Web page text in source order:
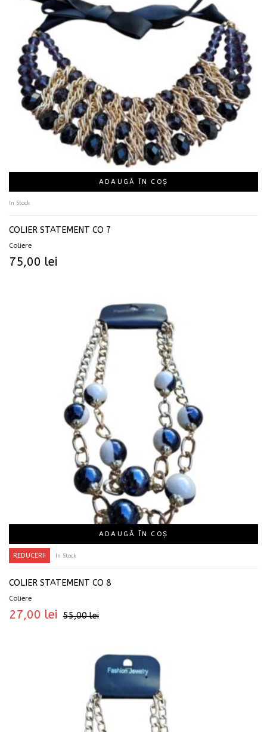
ADAUGĂ ÎN COȘ
In Stock
COLIER STATEMENT CO 7
Coliere
75,00 lei
ADAUGĂ ÎN COȘ
REDUCERI! In Stock
COLIER STATEMENT CO 8
Coliere
55,00lei
27,00 lei